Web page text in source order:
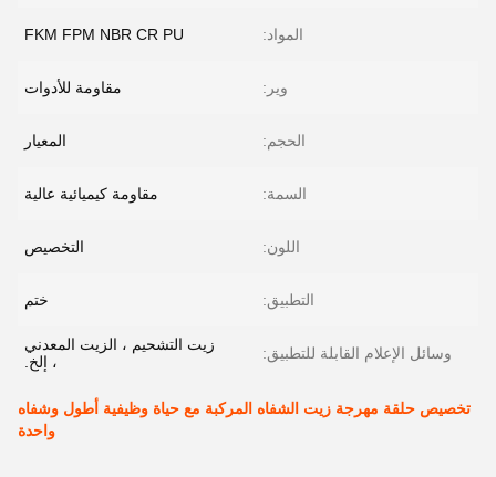
المواد: FKM FPM NBR CR PU
وير: مقاومة للأدوات
الحجم: المعيار
السمة: مقاومة كيميائية عالية
اللون: التخصيص
التطبيق: ختم
وسائل الإعلام القابلة للتطبيق:
زيت التشحيم ، الزيت المعدني
، إلخ.
تخصيص حلقة مهرجة زيت الشفاه المركبة مع حياة وظيفية أطول وشفاه
واحدة